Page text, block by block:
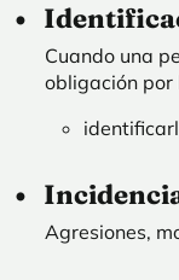
Cuando una
obligación por
Agresiones,